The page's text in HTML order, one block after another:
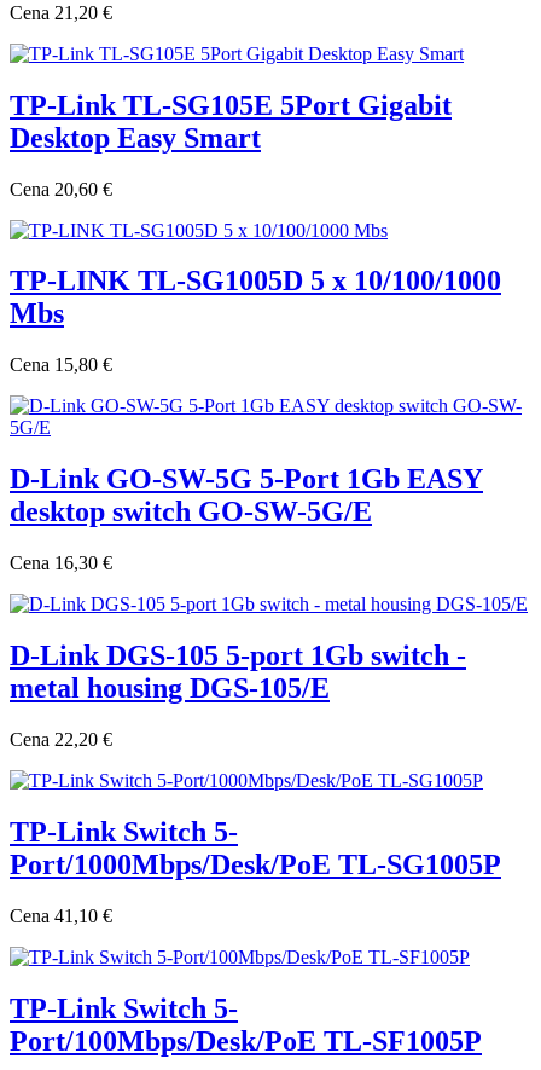
Cena 21,20 €
TP-Link TL-SG105E 5Port Gigabit
Desktop Easy Smart
Cena 20,60 €
TP-LINK TL-SG1005D 5 x 10/100/1000
Mbs
Cena 15,80 €
D-Link GO-SW-5G 5-Port 1Gb EASY
desktop switch GO-SW-5G/E
Cena 16,30 €
D-Link DGS-105 5-port 1Gb switch -
metal housing DGS-105/E
Cena 22,20 €
TP-Link Switch 5-
Port/1000Mbps/Desk/PoE TL-SG1005P
Cena 41,10 €
TP-Link Switch 5-
Port/100Mbps/Desk/PoE TL-SF1005P